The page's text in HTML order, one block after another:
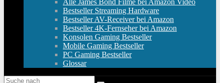
Alle James Bond Filme bei Amazon Video
Bestseller Streaming Hardware
Bestseller AV-Receiver bei Amazon
Bestseller 4K-Fernseher bei Amazon
Konsolen Gaming Bestseller
Mobile Gaming Bestseller
PC Gaming Bestseller
Glossar